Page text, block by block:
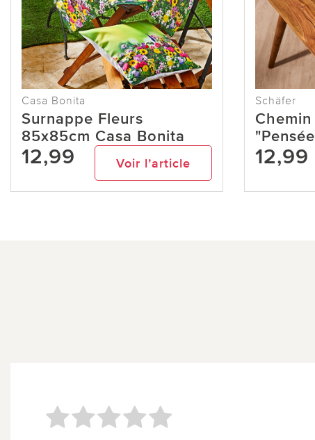
Casa Bonita
Surnappe Fleurs
85x85cm Casa Bonita
12,99 Voir l’article
Schäfer
12,99